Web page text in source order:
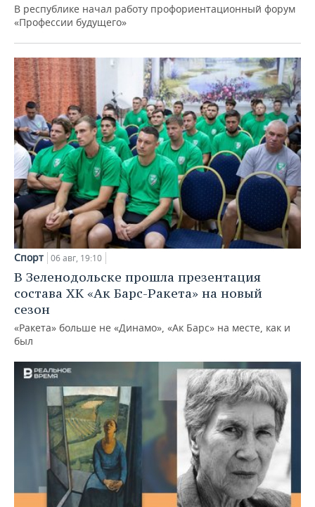
В республике начал работу профориентационный форум
«Профессии будущего»
Спорт 06 авг, 19:10
В Зеленодольске прошла презентация
состава ХК «Ак Барс-Ракета» на новый
сезон
«Ракета» больше не «Динамо», «Ак Барс» на месте, как и
был